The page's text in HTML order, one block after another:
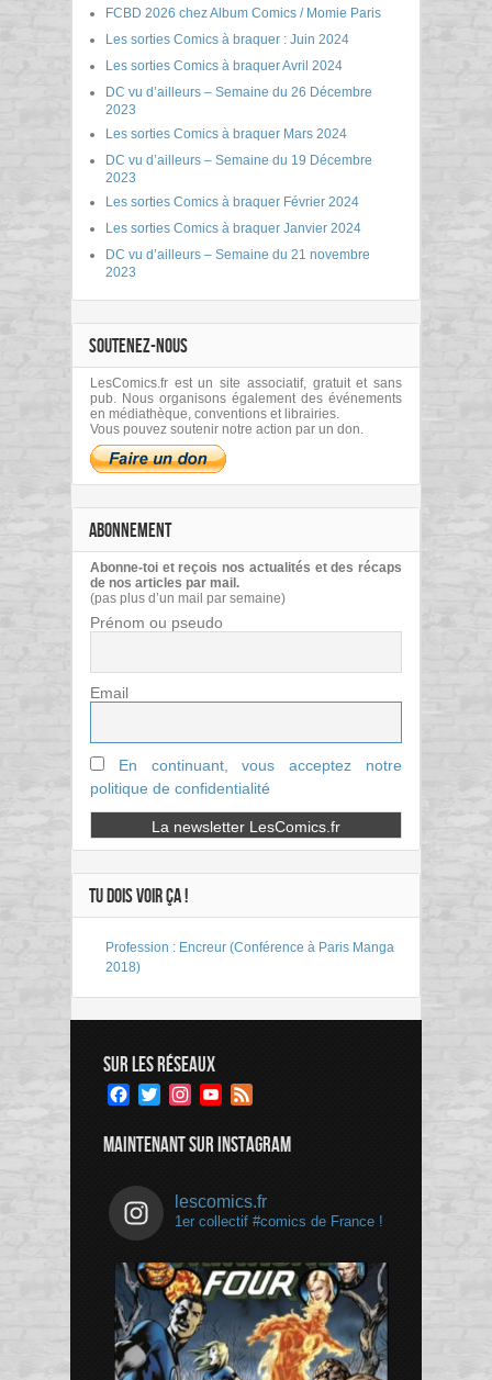
FCBD 2026 chez Album Comics / Momie Paris
Les sorties Comics à braquer : Juin 2024
Les sorties Comics à braquer Avril 2024
DC vu d’ailleurs – Semaine du 26 Décembre
2023
Les sorties Comics à braquer Mars 2024
DC vu d’ailleurs – Semaine du 19 Décembre
2023
Les sorties Comics à braquer Février 2024
Les sorties Comics à braquer Janvier 2024
DC vu d’ailleurs – Semaine du 21 novembre
2023
SOUTENEZ-NOUS
LesComics.fr est un site associatif, gratuit et sans
pub. Nous organisons également des événements
en médiathèque, conventions et librairies.
Vous pouvez soutenir notre action par un don.
ABONNEMENT
Abonne-toi et reçois nos actualités et des récaps
de nos articles par mail.
(pas plus d’un mail par semaine)
Prénom ou pseudo
Email
En continuant, vous acceptez notre
politique de confidentialité
TU DOIS VOIR ÇA !
Profession : Encreur (Conférence à Paris Manga
2018)
SUR LES RÉSEAUX
Facebook
TwitterInstagramYouTube
MAINTENANT SUR INSTAGRAM
lescomics.fr
1er collectif #comics de France !